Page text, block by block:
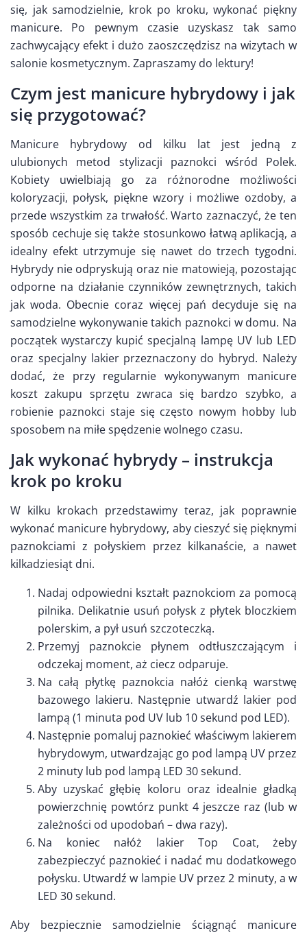
się, jak samodzielnie, krok po kroku, wykonać piękny
manicure. Po pewnym czasie uzyskasz tak samo
zachwycający efekt i dużo zaoszczędzisz na wizytach w
salonie kosmetycznym. Zapraszamy do lektury!
Czym jest manicure hybrydowy i jak
się przygotować?
Manicure hybrydowy od kilku lat jest jedną z
ulubionych metod stylizacji paznokci wśród Polek.
Kobiety uwielbiają go za różnorodne możliwości
koloryzacji, połysk, piękne wzory i możliwe ozdoby, a
przede wszystkim za trwałość. Warto zaznaczyć, że ten
sposób cechuje się także stosunkowo łatwą aplikacją, a
idealny efekt utrzymuje się nawet do trzech tygodni.
Hybrydy nie odpryskują oraz nie matowieją, pozostając
odporne na działanie czynników zewnętrznych, takich
jak woda. Obecnie coraz więcej pań decyduje się na
samodzielne wykonywanie takich paznokci w domu. Na
początek wystarczy kupić specjalną lampę UV lub LED
oraz specjalny lakier przeznaczony do hybryd. Należy
dodać, że przy regularnie wykonywanym manicure
koszt zakupu sprzętu zwraca się bardzo szybko, a
robienie paznokci staje się często nowym hobby lub
sposobem na miłe spędzenie wolnego czasu.
Jak wykonać hybrydy – instrukcja
krok po kroku
W kilku krokach przedstawimy teraz, jak poprawnie
wykonać manicure hybrydowy, aby cieszyć się pięknymi
paznokciami z połyskiem przez kilkanaście, a nawet
kilkadziesiąt dni.
Nadaj odpowiedni kształt paznokciom za pomocą
pilnika. Delikatnie usuń połysk z płytek bloczkiem
polerskim, a pył usuń szczoteczką.
Przemyj paznokcie płynem odtłuszczającym i
odczekaj moment, aż ciecz odparuje.
Na całą płytkę paznokcia nałóż cienką warstwę
bazowego lakieru. Następnie utwardź lakier pod
lampą (1 minuta pod UV lub 10 sekund pod LED).
Następnie pomaluj paznokieć właściwym lakierem
hybrydowym, utwardzając go pod lampą UV przez
2 minuty lub pod lampą LED 30 sekund.
Aby uzyskać głębię koloru oraz idealnie gładką
powierzchnię powtórz punkt 4 jeszcze raz (lub w
zależności od upodobań – dwa razy).
Na koniec nałóż lakier Top Coat, żeby
zabezpieczyć paznokieć i nadać mu dodatkowego
połysku. Utwardź w lampie UV przez 2 minuty, a w
LED 30 sekund.
Aby bezpiecznie samodzielnie ściągnąć manicure